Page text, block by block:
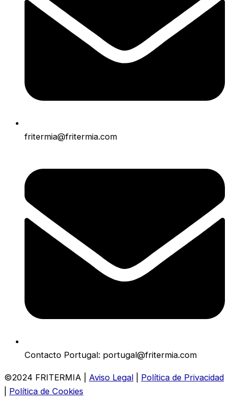
fritermia@fritermia.com
Contacto Portugal: portugal@fritermia.com
©2024 FRITERMIA | Aviso Legal
Política de Privacidad
Política de Cookies